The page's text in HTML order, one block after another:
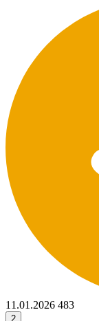
11.01.2026 483
2